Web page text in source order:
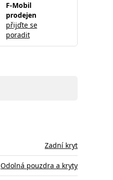
F-Mobil
prodejen
přijďte se
poradit
Zadní kryt
Odolná pouzdra a kryty